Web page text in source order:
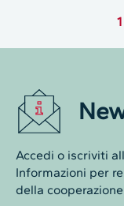
1
Accedi o iscriviti
Informazioni per
della